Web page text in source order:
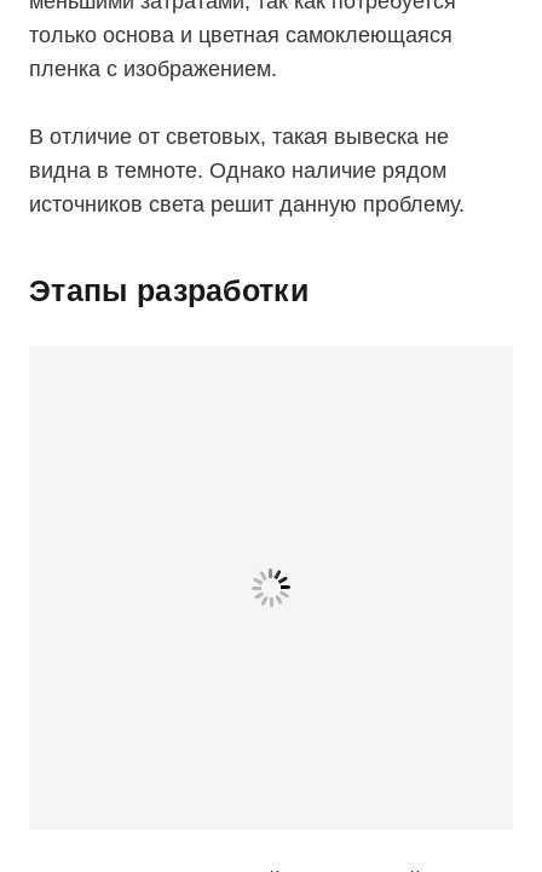
только основа и цветная самоклеющаяся
пленка с изображением.
В отличие от световых, такая вывеска не
видна в темноте. Однако наличие рядом
источников света решит данную проблему.
Этапы разработки